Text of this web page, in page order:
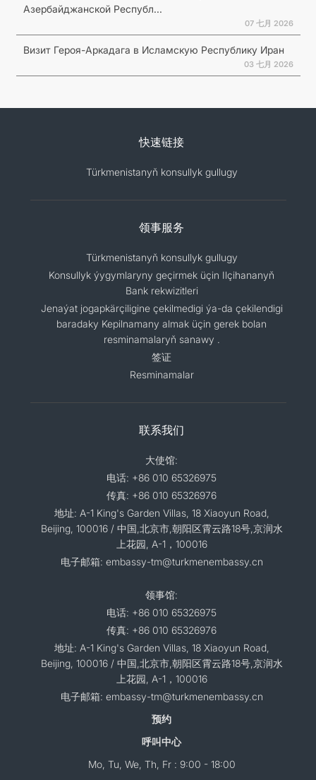
Азербайджанской Республ...
07 七月 2026
Визит Героя-Аркадага в Исламскую Республику Иран
03 七月 2026
快速链接
Türkmenistanyň konsullyk gullugy
领事服务
Türkmenistanyň konsullyk gullugy
Konsullyk ýygymlaryny geçirmek üçin Ilçihananyň
Bank rekwizitleri
Jenaýat jogapkärçiligine çekilmedigi ýa-da çekilendigi
baradaky Kepilnamany almak üçin gerek bolan
resminamalaryň sanawy .
签证
Resminamalar
联系我们
大使馆:
电话: +86 010 65326975
传真: +86 010 65326976
地址: A-1 King's Garden Villas, 18 Xiaoyun Road,
Beijing, 100016 / 中国,北京市,朝阳区霄云路18号,京润水
上花园, A-1，100016
电子邮箱: embassy-tm@turkmenembassy.cn
领事馆:
电话: +86 010 65326975
传真: +86 010 65326976
地址: A-1 King's Garden Villas, 18 Xiaoyun Road,
Beijing, 100016 / 中国,北京市,朝阳区霄云路18号,京润水
上花园, A-1，100016
电子邮箱: embassy-tm@turkmenembassy.cn
预约
呼叫中心
Mo, Tu, We, Th, Fr : 9:00 - 18:00